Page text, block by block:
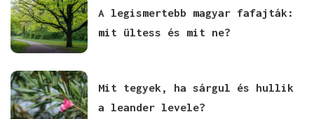
A legismertebb magyar fafajták:
mit ültess és mit ne?
Mit tegyek, ha sárgul és hullik
a leander levele?